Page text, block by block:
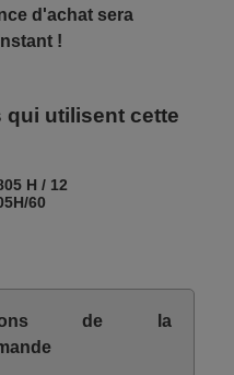
d'achat sera
!
qui utilisent cette
H / 12
60
de la